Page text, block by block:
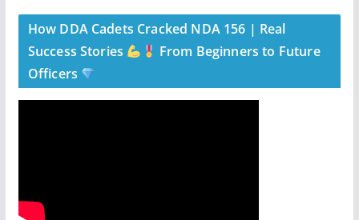
How DDA Cadets Cracked NDA 156 | Real
Success Stories
From Beginners to Future
Officers